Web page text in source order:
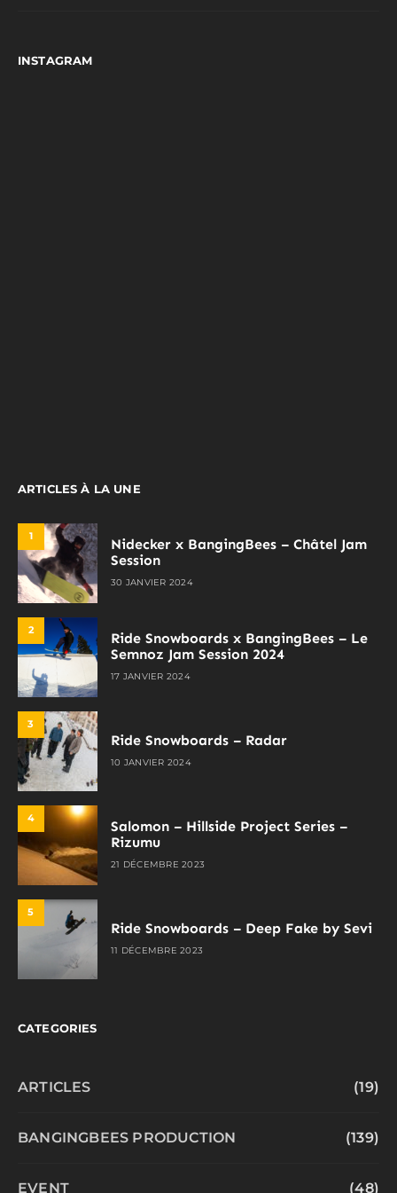
INSTAGRAM
ARTICLES À LA UNE
1
Nidecker x BangingBees – Châtel Jam
Session
30 JANVIER 2024
2
Ride Snowboards x BangingBees – Le
Semnoz Jam Session 2024
17 JANVIER 2024
3
Ride Snowboards – Radar
10 JANVIER 2024
4
Salomon – Hillside Project Series –
Rizumu
21 DÉCEMBRE 2023
5
Ride Snowboards – Deep Fake by Sevi
11 DÉCEMBRE 2023
CATEGORIES
ARTICLES (19)
BANGINGBEES PRODUCTION (139)
EVENT (48)